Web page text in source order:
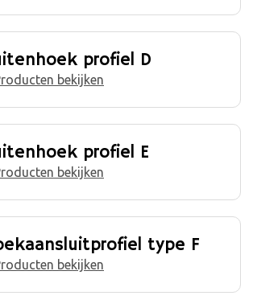
profiel D
bekijken
profiel E
bekijken
type F
bekijken